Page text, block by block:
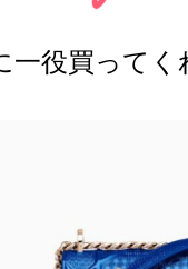
一役買って